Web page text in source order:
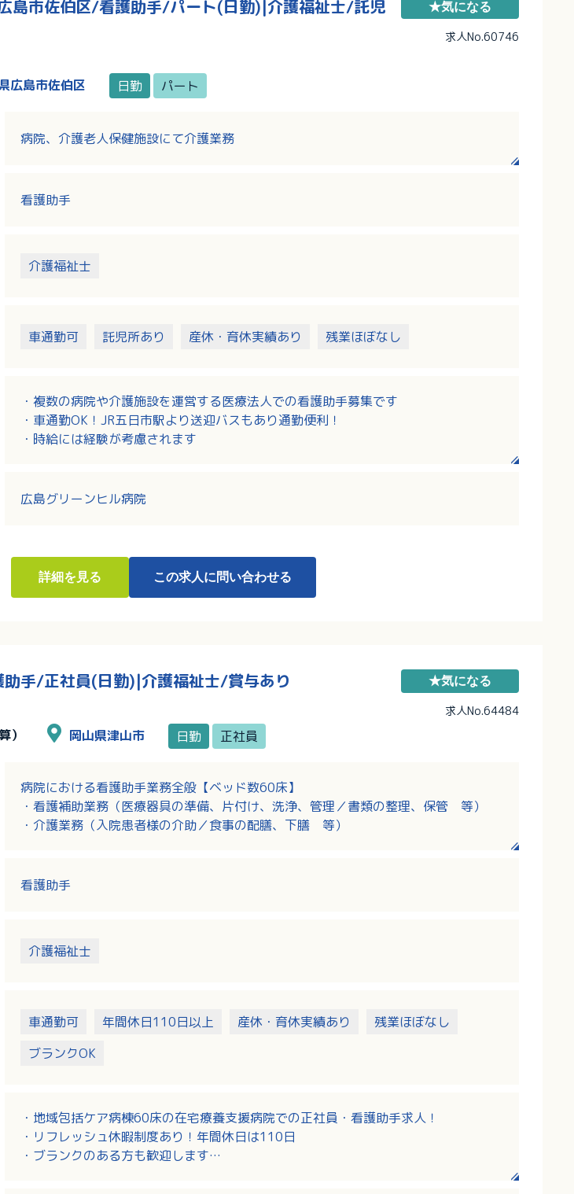
島市佐伯区/看護助手/パート(日勤)|介護福祉士/託児
広島市佐伯区 日勤 パート
★気になる
求人No.60746
病院、介護老人保健施設にて介護業務
看護助手
介護福祉士
車通勤可 託児所あり 産休・育休実績あり 残業ほぼなし
・複数の病院や介護施設を運営する医療法人での看護助手募集です
・車通勤OK！JR五日市駅より送迎バスもあり通勤便利！
・時給には経験が考慮されます
広島グリーンヒル病院
詳細を見る この求人に問い合わせる
助手/正社員(日勤)|介護福祉士/賞与あり
） 岡山県津山市 日勤 正社員
★気になる
求人No.64484
病院における看護助手業務全般【ベッド数60床】
・看護補助業務（医療器具の準備、片付け、洗浄、管理／書類の整理、保管 等）
・介護業務（入院患者様の介助／食事の配膳、下膳 等）
看護助手
介護福祉士
車通勤可 年間休日110日以上 産休・育休実績あり
残業ほぼなし
ブランクOK
・地域包括ケア病棟60床の在宅療養支援病院での正社員・看護助手求人！
・リフレッシュ休暇制度あり！年間休日は110日
・ブランクのある方も歓迎します